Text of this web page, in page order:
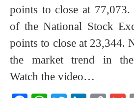
points to close at
of the National Stock
points to close at 23,344.
the market trend in
Watch the video…